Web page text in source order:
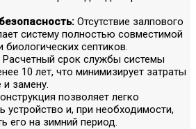
Отсутствие залпового
систему полностью совместимой
септиков.
Расчетный срок службы системы
10 лет, что минимизирует затраты
замену.
позволяет легко
устройство и, при необходимости,
его на зимний период.